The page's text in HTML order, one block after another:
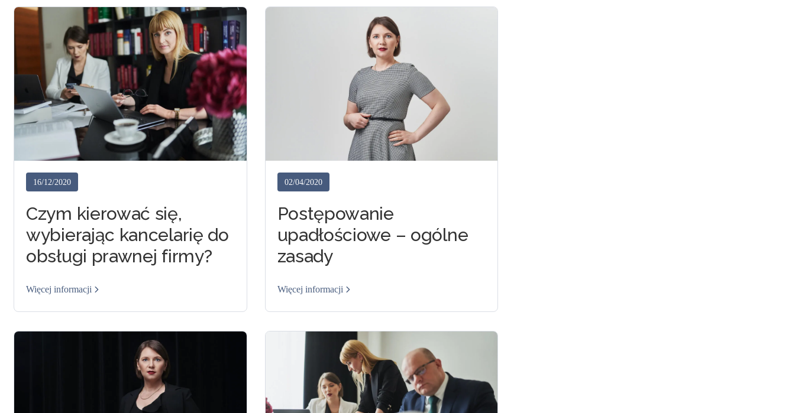
16/12/2020
Czym kierować się,
wybierając kancelarię do
obsługi prawnej firmy?
Więcej informacji
02/04/2020
Postępowanie
upadłościowe – ogólne
zasady
Więcej informacji